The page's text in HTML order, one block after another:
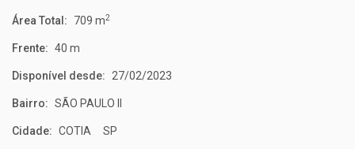
Área Total: 709 m2
Frente: 40 m
Disponível desde: 27/02/2023
Bairro: SÃO PAULO II
Cidade: COTIA SP